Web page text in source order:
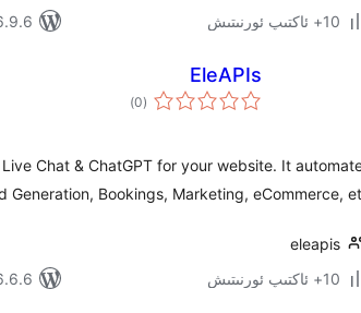
10+ ئاكتىپ ئورنىتىش
6.9.6 دا
EleAPIs
(0 ئومۇمىي
دەرىجە
)
Chat & ChatGPT for your website. It
Generation, Bookings, Marketing, eCommerce,
eleapis
10+ ئاكتىپ ئورنىتىش
6.6.6 دا